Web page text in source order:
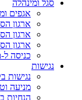
סגל ומינהלה
אגפים
ארגון
ארגון
ארגון
כניסה ל-My Tau
נגישות
נגישות
מניעה
הנחיות